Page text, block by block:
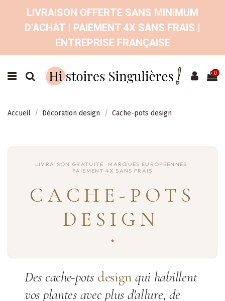
LIVRAISON OFFERTE SANS MINIMUM
D'ACHAT | PAIEMENT 4X SANS FRAIS |
ENTREPRISE FRANÇAISE
0
Accueil Décoration design Cache-pots design
CACHE-POTS
DESIGN
Des cache-pots design qui habillent
vos plantes avec plus d'allure, de